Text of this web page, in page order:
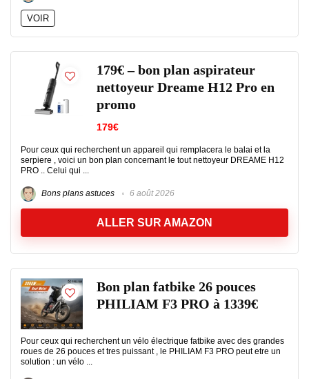
VOIR
179€ – bon plan aspirateur
nettoyeur Dreame H12 Pro en
promo
179€
Pour ceux qui recherchent un appareil qui remplacera le balai et la
serpiere , voici un bon plan concernant le tout nettoyeur DREAME H12
PRO .. Celui qui ...
Bons plans astuces 6 août 2026
ALLER SUR AMAZON
Bon plan fatbike 26 pouces
PHILIAM F3 PRO à 1339€
Pour ceux qui recherchent un vélo électrique fatbike avec des grandes
roues de 26 pouces et tres puissant , le PHILIAM F3 PRO peut etre un
solution : un vélo ...